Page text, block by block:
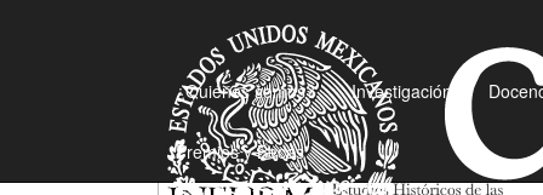
¿Quiénes somos? Investigación
Premios y Becas